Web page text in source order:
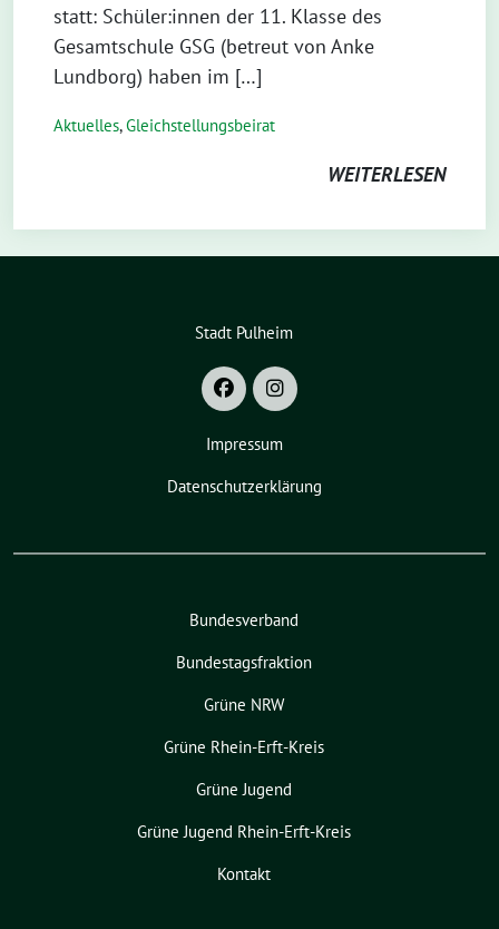
statt: Schüler:innen der 11. Klasse des
Gesamtschule GSG (betreut von Anke
Lundborg) haben im […]
Aktuelles,Gleichstellungsbeirat
WEITERLESEN
Stadt Pulheim
Impressum
Datenschutzerklärung
Bundesverband
Bundestagsfraktion
Grüne NRW
Grüne Rhein-Erft-Kreis
Grüne Jugend
Grüne Jugend Rhein-Erft-Kreis
Kontakt